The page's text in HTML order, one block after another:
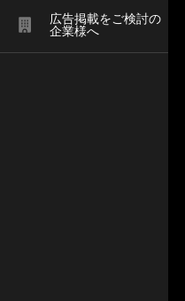
広告掲載をご検討の
企業様へ